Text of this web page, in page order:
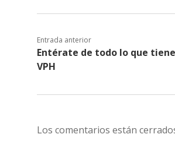
Entrada anterior
Entérate de todo lo que
VPH
Los comentarios están